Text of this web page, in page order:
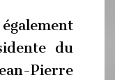
du
Pierre